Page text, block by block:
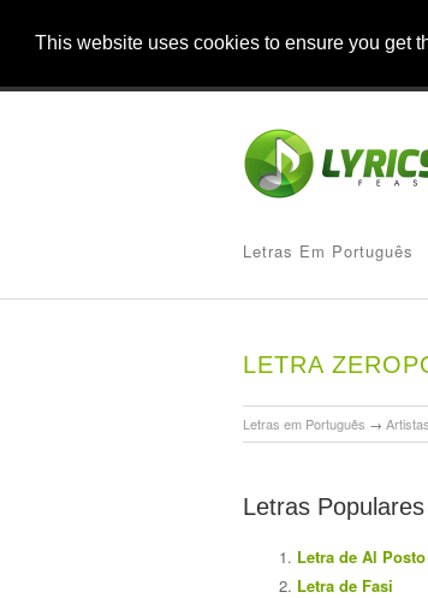
This website uses cookies to ensure you get
Letras Em Português
LETRA
Letras em Português → Artistas
Letras
Letra de Al
Letra de Fasi